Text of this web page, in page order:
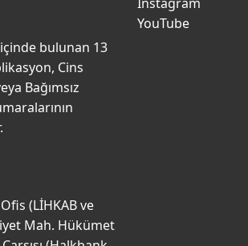
bulunan 13
Cins
Bağımsız
YouTube
(LİHKAB ve
Mah. Hükümet